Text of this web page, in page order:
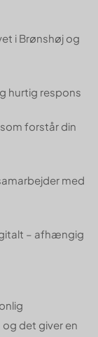
i Brønshøj og
hurtig respons
forstår din
med
– afhængig
det giver en